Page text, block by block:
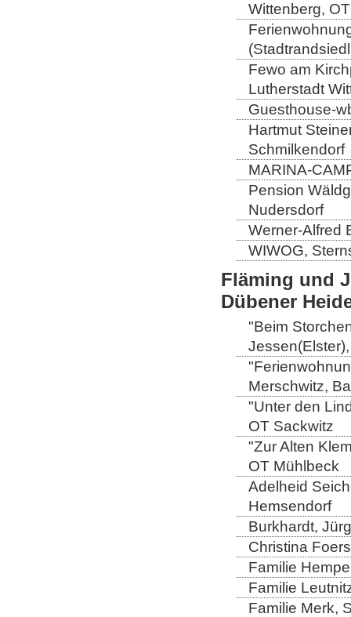
Wittenberg,
Fewo am
Lutherstadt
Guesthouse-
Hartmut
Schmilkendorf
MARINA-
Pension
Nudersdorf
Werner-Alfred
WIWOG,
Fläming und
Dübener
"Beim
Merschwitz,
"Unter den
OT Sackwitz
"Zur Alten
OT Mühlbeck
Adelheid
Hemsendorf
Burkhardt,
Christina
Familie
Familie
Familie Merk,